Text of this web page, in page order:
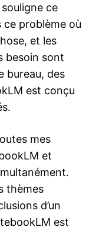
ce
ce problème où
et les
besoin sont
bureau, des
est conçu
mes
et
thèmes
d’un
est